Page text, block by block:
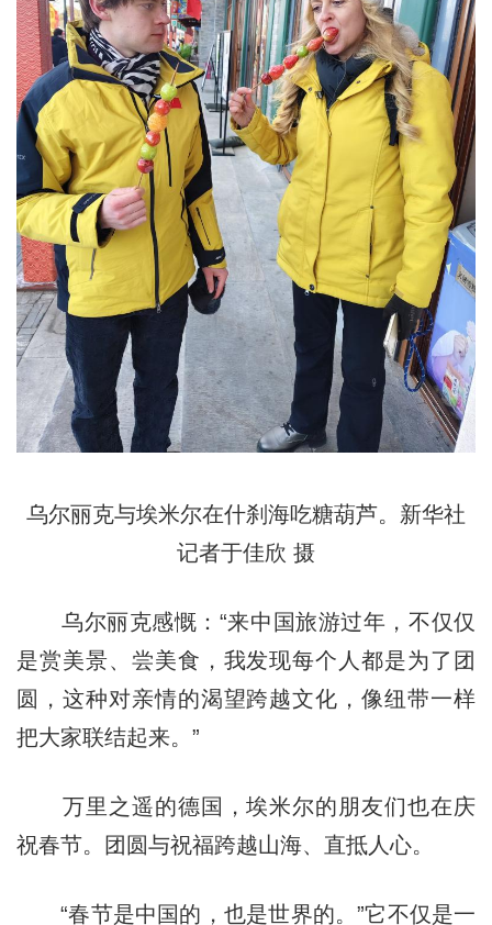
乌尔丽克与埃米尔在什刹海吃糖葫芦。新华社
记者于佳欣 摄
乌尔丽克感慨：“来中国旅游过年，不仅仅
是赏美景、尝美食，我发现每个人都是为了团
圆，这种对亲情的渴望跨越文化，像纽带一样
把大家联结起来。”
万里之遥的德国，埃米尔的朋友们也在庆
祝春节。团圆与祝福跨越山海、直抵人心。
“春节是中国的，也是世界的。”它不仅是一